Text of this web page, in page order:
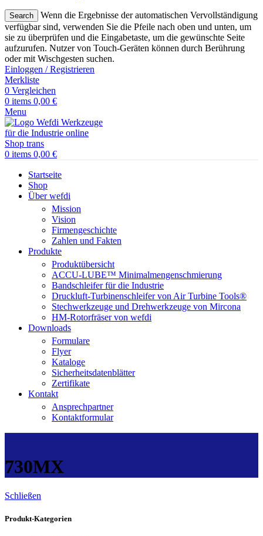
Search
Wenn die Ergebnisse der automatischen Vervollständigung
verfügbar sind, verwenden Sie die Pfeile nach oben und unten, um
sie zu überprüfen und die Eingabetaste, um die gewünschte Seite
aufzurufen. Nutzer von Touch-Geräten können durch Berührung
oder mit Wischgesten suchen.
Einloggen / Registrieren
Merkliste
0 Vergleichen
0 items 0,00 €
Menu
0 items 0,00 €
Startseite
Shop
Über wefdi
Mission
Vision
Firmengeschichte
Zahlen und Fakten
Produkte
Produktübersicht
ACCU-LUBE™ Minimalmengenschmierung
Bandschleifer für die Industrie
Druckluft-Turbinenschleifer von Air Turbine Tools®
Stechwerkzeuge und Drehwerkzeuge von Mircona
HM-Rotorfräser von wefdi
Downloads
Formulare
Flyer
Kataloge
Sicherheitsdatenblätter
Zertifikate
Kontakt
Ansprechpartner
Kontaktformular
730MX
Schließen
Produkt-Kategorien